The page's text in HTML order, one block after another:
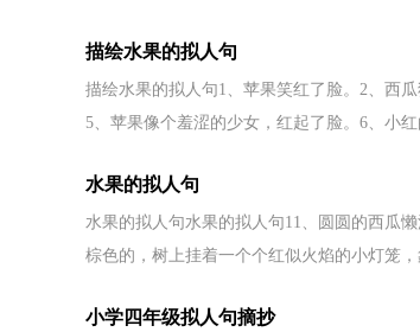
描绘水果的拟人句
描绘水果的拟人句1、苹果笑红了脸。2、西
5、苹果像个羞涩的少女，红起了脸。6、小
水果的拟人句
水果的拟人句水果的拟人句11、圆圆的西瓜
棕色的，树上挂着一个个红似火焰的小灯笼
小学四年级拟人句摘抄